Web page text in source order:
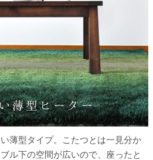
薄型タイプ。こたつとは一見分か
ル下の空間が広いので、座ったと